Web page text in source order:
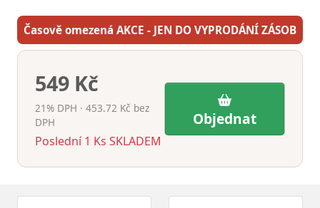
Časově omezená AKCE - JEN DO VYPRODÁNÍ ZÁSOB
549 Kč
21% DPH · 453.72 Kč bez
DPH
Poslední 1 Ks SKLADEM
Objednat